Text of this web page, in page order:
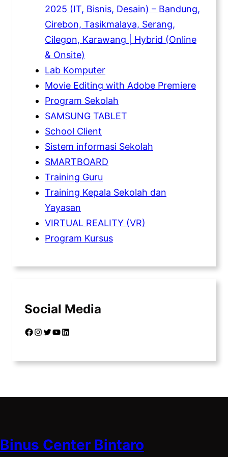
2025 (IT, Bisnis, Desain) – Bandung,
Cirebon, Tasikmalaya, Serang,
Cilegon, Karawang | Hybrid (Online
& Onsite)
Lab Komputer
Movie Editing with Adobe Premiere
Program Sekolah
SAMSUNG TABLET
School Client
Sistem informasi Sekolah
SMARTBOARD
Training Guru
Training Kepala Sekolah dan
Yayasan
VIRTUAL REALITY (VR)
Program Kursus
Social Media
Facebook Instagram Twitter YouTube LinkedIn
Binus Center Bintaro